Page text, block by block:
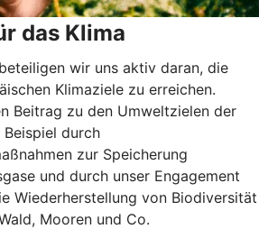
das Klima
wir uns aktiv daran, die
Klimaziele zu erreichen.
Beitrag zu den Umweltzielen der
Beispiel durch
zur Speicherung
und durch unser Engagement
Wiederherstellung von Biodiversität
Mooren und Co.